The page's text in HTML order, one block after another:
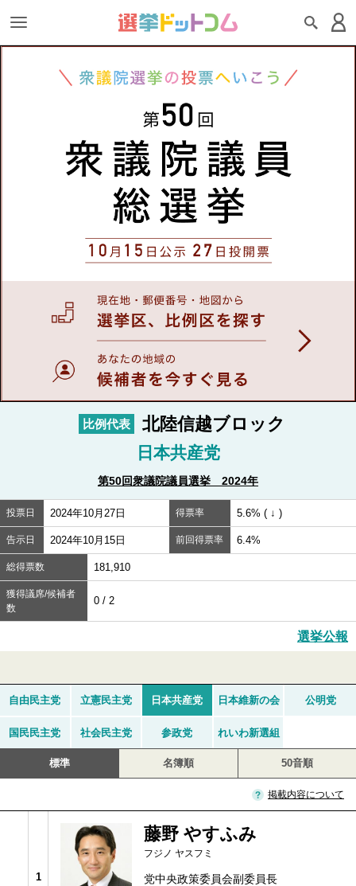
比例代表 北陸信越ブロック
日本共産党
第50回衆議院議員選挙 2024年
投票日 2024年10月27日 得票率 5.6% ( ↓ )
告示日 2024年10月15日 前回得票率 6.4%
総得票数 181,910
獲得議席/候補者
数
0 / 2
選挙公報
自由民主党 立憲民主党 日本共産党 日本維新の会 公明党
国民民主党 社会民主党 参政党 れいわ新選組
標準 名簿順 50音順
掲載内容について
1
藤野 やすふみ
フジノ ヤスフミ
党中央政策委員会副委員長